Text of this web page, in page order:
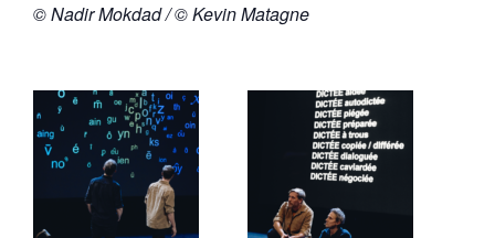
© Nadir Mokdad / © Kevin Matagne